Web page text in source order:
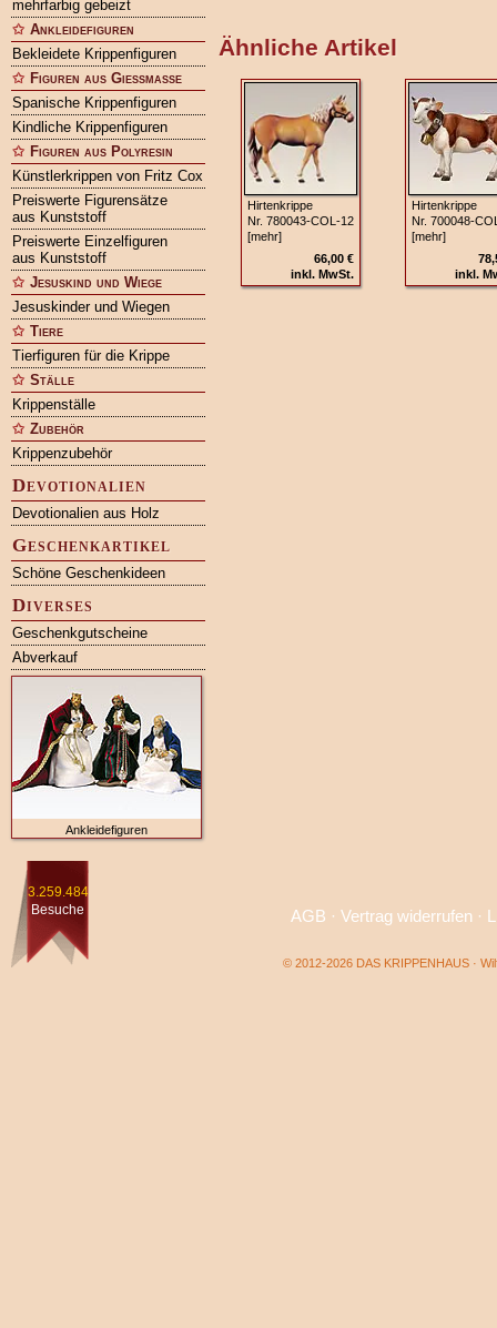
mehrfarbig gebeizt
Ankleidefiguren
Bekleidete Krippenfiguren
Figuren aus Gießmasse
Spanische Krippenfiguren
Kindliche Krippenfiguren
Figuren aus Polyresin
Künstlerkrippen von Fritz Cox
Preiswerte Figurensätze
aus Kunststoff
Preiswerte Einzelfiguren
aus Kunststoff
Jesuskind und Wiege
Jesuskinder und Wiegen
Tiere
Tierfiguren für die Krippe
Ställe
Krippenställe
Zubehör
Krippenzubehör
Devotionalien
Devotionalien aus Holz
Geschenkartikel
Schöne Geschenkideen
Diverses
Geschenkgutscheine
Abverkauf
Ankleidefiguren
Ähnliche Artikel
Hirtenkrippe
Nr. 780043‑COL‑12
[mehr]
66,00 €
inkl. MwSt.
Hirtenkrippe
Nr.
[mehr]
inkl.
3.259.484
Besuche
AGB · Vertrag widerrufen·
© 2012-2026 DAS KRIPPENHAUS ·